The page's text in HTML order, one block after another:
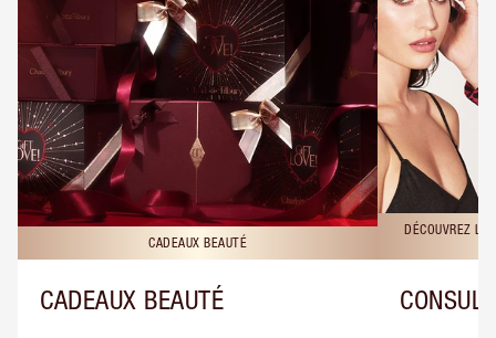
CADEAUX BEAUTÉ
CADEAUX BEAUTÉ
DÉCOUVREZ